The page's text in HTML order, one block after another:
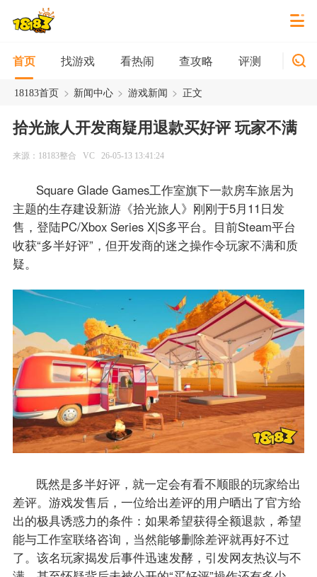
首页 找游戏 看热闹 查攻略 评测 新游
18183首页 > 新闻中心 > 游戏新闻 > 正文
拾光旅人开发商疑用退款买好评 玩家不满
来源：18183整合 VC 26-05-13 13:41:24
Square Glade Games工作室旗下一款房车旅居为
主题的生存建设新游《拾光旅人》刚刚于5月11日发
售，登陆PC/Xbox Series X|S多平台。目前Steam平台
收获“多半好评”，但开发商的迷之操作令玩家不满和质
疑。
既然是多半好评，就一定会有看不顺眼的玩家给出
差评。游戏发售后，一位给出差评的用户晒出了官方给
出的极具诱惑力的条件：如果希望获得全额退款，希望
能与工作室联络咨询，当然能够删除差评就再好不过
了。该名玩家揭发后事件迅速发酵，引发网友热议与不